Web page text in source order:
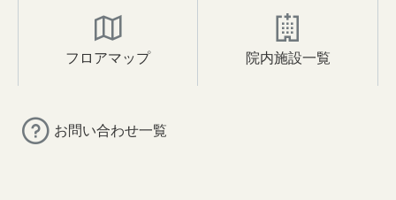
フロアマップ 院内施設一覧
お問い合わせ一覧